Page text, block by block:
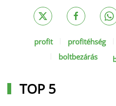
profit profitéhség
boltbezárás
TOP 5